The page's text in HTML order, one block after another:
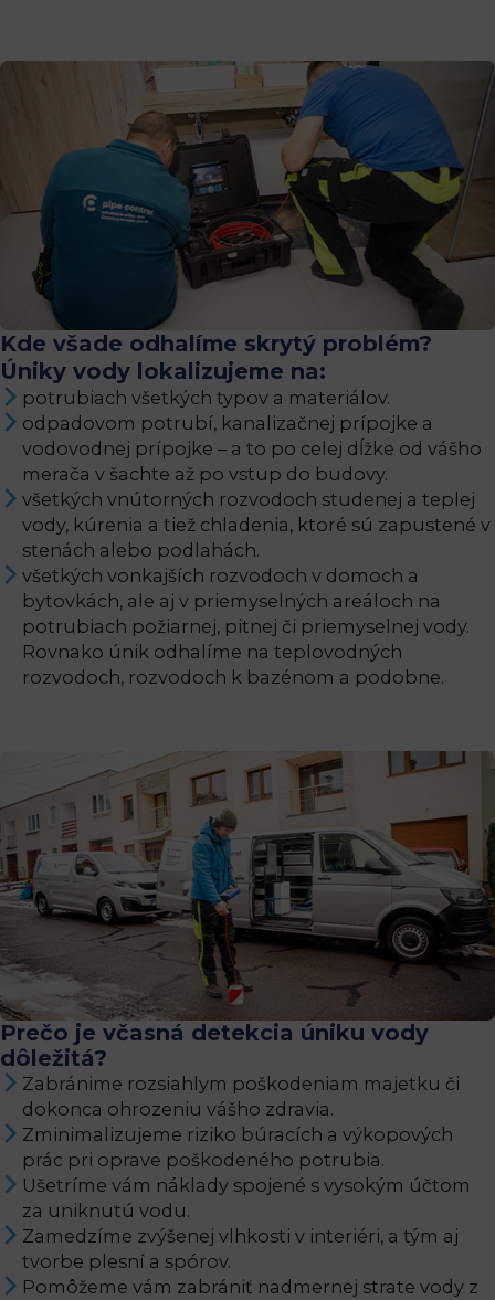
Kde všade odhalíme skrytý problém?
Úniky vody lokalizujeme na:
potrubiach všetkých typov a materiálov.
odpadovom potrubí, kanalizačnej prípojke a
vodovodnej prípojke – a to po celej dĺžke od vášho
merača v šachte až po vstup do budovy.
všetkých vnútorných rozvodoch studenej a teplej
vody, kúrenia a tiež chladenia, ktoré sú zapustené v
stenách alebo podlahách.
všetkých vonkajších rozvodoch v domoch a
bytovkách, ale aj v priemyselných areáloch na
potrubiach požiarnej, pitnej či priemyselnej vody.
Rovnako únik odhalíme na teplovodných
rozvodoch, rozvodoch k bazénom a podobne.
Prečo je včasná detekcia úniku vody
dôležitá?
Zabránime rozsiahlym poškodeniam majetku či
dokonca ohrozeniu vášho zdravia.
Zminimalizujeme riziko búracích a výkopových
prác pri oprave poškodeného potrubia.
Ušetríme vám náklady spojené s vysokým účtom
za uniknutú vodu.
Zamedzíme zvýšenej vlhkosti v interiéri, a tým aj
tvorbe plesní a spórov.
Pomôžeme vám zabrániť nadmernej strate vody z